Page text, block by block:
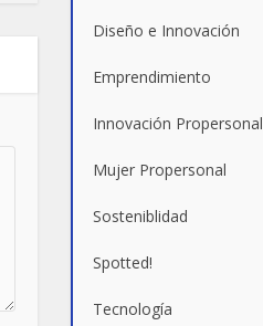
Diseño e Innovación
Emprendimiento
Innovación Propersonal
Mujer Propersonal
Sosteniblidad
Spotted!
Tecnología